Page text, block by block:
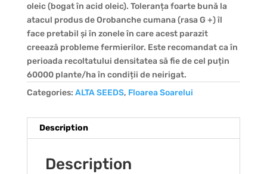
oleic (bogat în acid oleic). Toleranța foarte bună la
atacul produs de Orobanche cumana (rasa G +) îl
face pretabil și în zonele în care acest parazit
creează probleme fermierilor. Este recomandat ca în
perioada recoltatului densitatea să fie de cel puțin
60000 plante/ha în condiții de neirigat.
Categories: ALTA SEEDS, Floarea Soarelui
Description
Description